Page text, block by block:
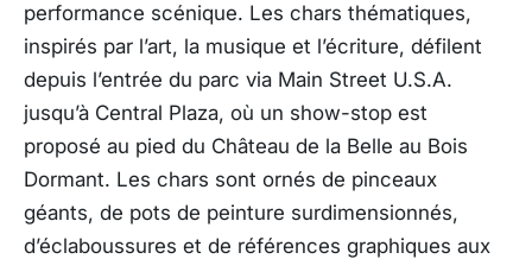
performance scénique. Les chars thématiques,
inspirés par l’art, la musique et l’écriture, défilent
depuis l’entrée du parc via Main Street U.S.A.
jusqu’à Central Plaza, où un show-stop est
proposé au pied du Château de la Belle au Bois
Dormant. Les chars sont ornés de pinceaux
géants, de pots de peinture surdimensionnés,
d’éclaboussures et de références graphiques aux